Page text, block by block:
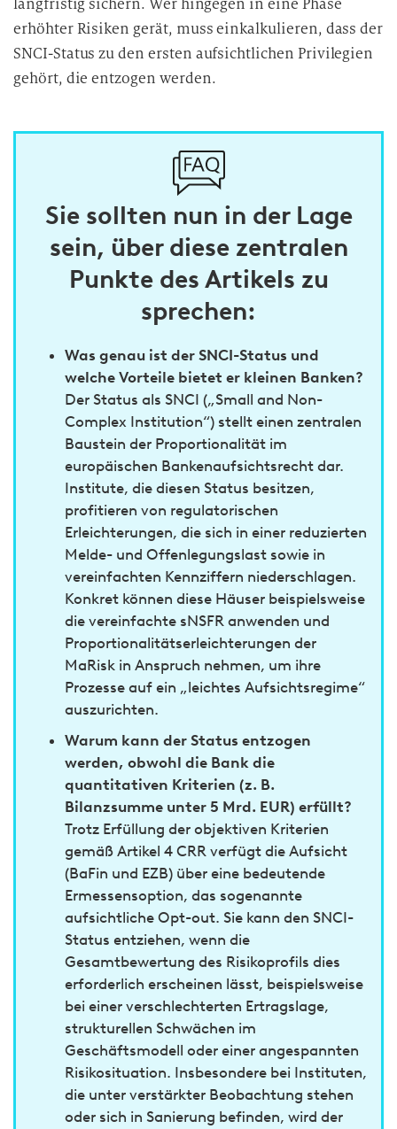
langfristig sichern. Wer hingegen in eine Phase
erhöhter Risiken gerät, muss einkalkulieren, dass der
SNCI-Status zu den ersten aufsichtlichen Privilegien
gehört, die entzogen werden.
Sie sollten nun in der Lage
sein, über diese zentralen
Punkte des Artikels zu
sprechen:
Was genau ist der SNCI-Status und
welche Vorteile bietet er kleinen Banken?
Der Status als SNCI („Small and Non-
Complex Institution“) stellt einen zentralen
Baustein der Proportionalität im
europäischen Bankenaufsichtsrecht dar.
Institute, die diesen Status besitzen,
profitieren von regulatorischen
Erleichterungen, die sich in einer reduzierten
Melde- und Offenlegungslast sowie in
vereinfachten Kennziffern niederschlagen.
Konkret können diese Häuser beispielsweise
die vereinfachte sNSFR anwenden und
Proportionalitätserleichterungen der
MaRisk in Anspruch nehmen, um ihre
Prozesse auf ein „leichtes Aufsichtsregime“
auszurichten.
Warum kann der Status entzogen
werden, obwohl die Bank die
quantitativen Kriterien (z. B.
Bilanzsumme unter 5 Mrd. EUR) erfüllt?
Trotz Erfüllung der objektiven Kriterien
gemäß Artikel 4 CRR verfügt die Aufsicht
(BaFin und EZB) über eine bedeutende
Ermessensoption, das sogenannte
aufsichtliche Opt-out. Sie kann den SNCI-
Status entziehen, wenn die
Gesamtbewertung des Risikoprofils dies
erforderlich erscheinen lässt, beispielsweise
bei einer verschlechterten Ertragslage,
strukturellen Schwächen im
Geschäftsmodell oder einer angespannten
Risikosituation. Insbesondere bei Instituten,
die unter verstärkter Beobachtung stehen
oder sich in Sanierung befinden, wird der